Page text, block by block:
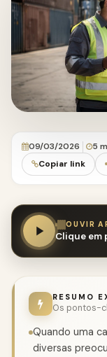
09/03/2026 5
Copiar link
OUVIR
Clique em
RESUMO
Os pontos-
Quando uma
diversas